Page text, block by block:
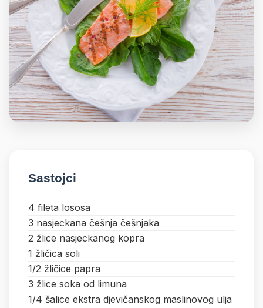
Sastojci
4 fileta lososa
3 nasjeckana češnja češnjaka
2 žlice nasjeckanog kopra
1 žličica soli
1/2 žličice papra
3 žlice soka od limuna
1/4 šalice ekstra djevičanskog maslinovog ulja